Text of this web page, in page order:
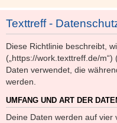
Texttreff -
Diese Richtlinie beschreibt,
(„https://work.texttreff.de/
Daten verwendet, die
werden.
UMFANG UND ART DER
Deine Daten werden auf vier